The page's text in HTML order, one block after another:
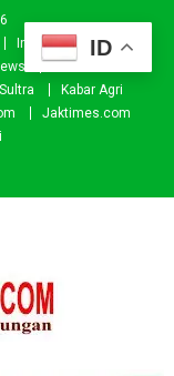
Investor
Donasi
Kabar.id
Kabar Agri
Jaktimes.com
ID